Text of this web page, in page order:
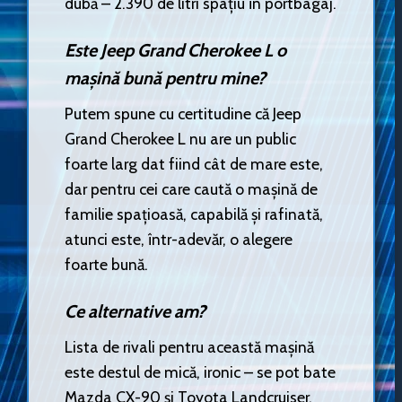
Este Jeep Grand Cherokee L o
mașină bună pentru mine?
Putem spune cu certitudine că Jeep
Grand Cherokee L nu are un public
foarte larg dat fiind cât de mare este,
dar pentru cei care caută o mașină de
familie spațioasă, capabilă și rafinată,
atunci este, într-adevăr, o alegere
foarte bună.
Ce alternative am?
Lista de rivali pentru această mașină
este destul de mică, ironic – se pot bate
Mazda CX-90 și Toyota Landcruiser,